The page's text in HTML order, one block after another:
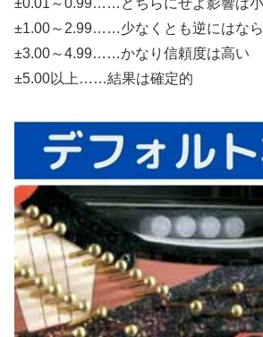
±0.01～0.99……どちらにせよ影響は
±1.00～2.99……少なくとも逆にはな
±3.00～4.99……かなり信頼度は高い
±5.00以上……結果は確定的